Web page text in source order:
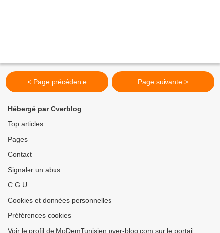
< Page précédente Page suivante >
Hébergé par Overblog
Top articles
Pages
Contact
Signaler un abus
C.G.U.
Cookies et données personnelles
Préférences cookies
Voir le profil de MoDemTunisien.over-blog.com sur le portail